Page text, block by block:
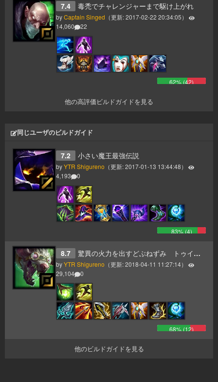
7.4 毒禿でチャレンジャーまで駆け上がれ
byCaptain Singed （更新:2017-02-22 20:34:05）
14,060
22
62% (42)
他の高評価ビルドガイドを見る
同じユーザのビルドガイド
7.2 小さい魔王最強伝説
byYTR Shigureno （更新:2017-01-13 13:44:48）
4,193
0
83% (4)
8.7 驚異の火力を出すどぶねずみ トゥイッチ活用法
byYTR Shigureno （更新:2018-04-11 11:27:14）
29,104
0
68% (12)
他のビルドガイドを見る